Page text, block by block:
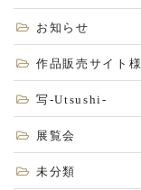
お知らせ
作品販売サイト様
写-Utsushi-
展覧会
未分類